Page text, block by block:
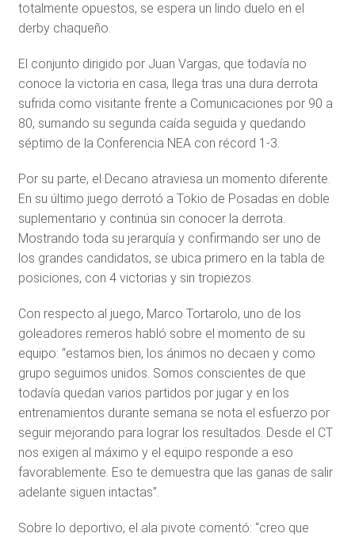
totalmente opuestos, se espera un lindo duelo en el
derby chaqueño.
El conjunto dirigido por Juan Vargas, que todavía no
conoce la victoria en casa, llega tras una dura derrota
sufrida como visitante frente a Comunicaciones por 90 a
80, sumando su segunda caída seguida y quedando
séptimo de la Conferencia NEA con récord 1-3.
Por su parte, el Decano atraviesa un momento diferente.
En su último juego derrotó a Tokio de Posadas en doble
suplementario y continúa sin conocer la derrota.
Mostrando toda su jerarquía y confirmando ser uno de
los grandes candidatos, se ubica primero en la tabla de
posiciones, con 4 victorias y sin tropiezos.
Con respecto al juego, Marco Tortarolo, uno de los
goleadores remeros habló sobre el momento de su
equipo: “estamos bien, los ánimos no decaen y como
grupo seguimos unidos. Somos conscientes de que
todavía quedan varios partidos por jugar y en los
entrenamientos durante semana se nota el esfuerzo por
seguir mejorando para lograr los resultados. Desde el CT
nos exigen al máximo y el equipo responde a eso
favorablemente. Eso te demuestra que las ganas de salir
adelante siguen intactas”.
Sobre lo deportivo, el ala pivote comentó: “creo que